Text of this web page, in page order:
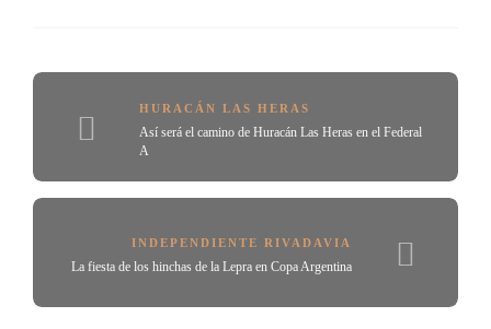
HURACÁN LAS HERAS
Así será el camino de Huracán Las Heras en el Federal
A
INDEPENDIENTE RIVADAVIA
La fiesta de los hinchas de la Lepra en Copa Argentina